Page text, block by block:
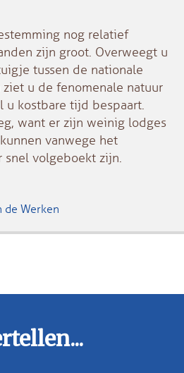
nog relatief
zijn groot. Overweegt u
tussen de nationale
u de fenomenale natuur
kostbare tijd bespaart.
want er zijn weinig lodges
vanwege het
snel volgeboekt zijn.
de Werken